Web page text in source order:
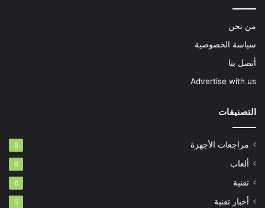
من نحن
سياسة الخصوصية
أتصل بنا
Advertise with us
التصنيفات
مراجعات الأجهزة 8
ألعاب 6
تقنية 6
أخبار تقنية 5